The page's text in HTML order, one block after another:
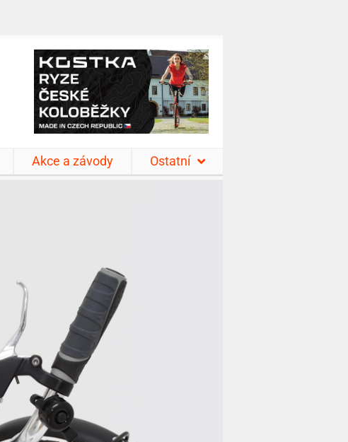
Akce a závody Ostatní